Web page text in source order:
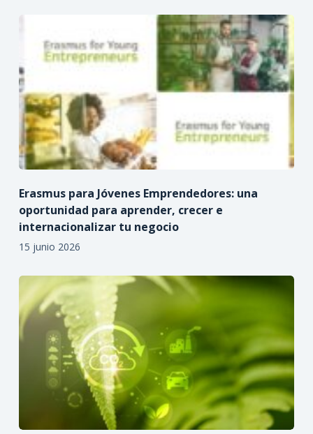
Erasmus para Jóvenes Emprendedores: una
oportunidad para aprender, crecer e
internacionalizar tu negocio
15 junio 2026